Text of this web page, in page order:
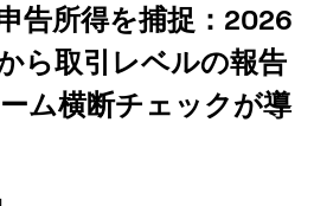
告所得を捕捉：2026
ら取引レベルの報告
ム横断チェックが導